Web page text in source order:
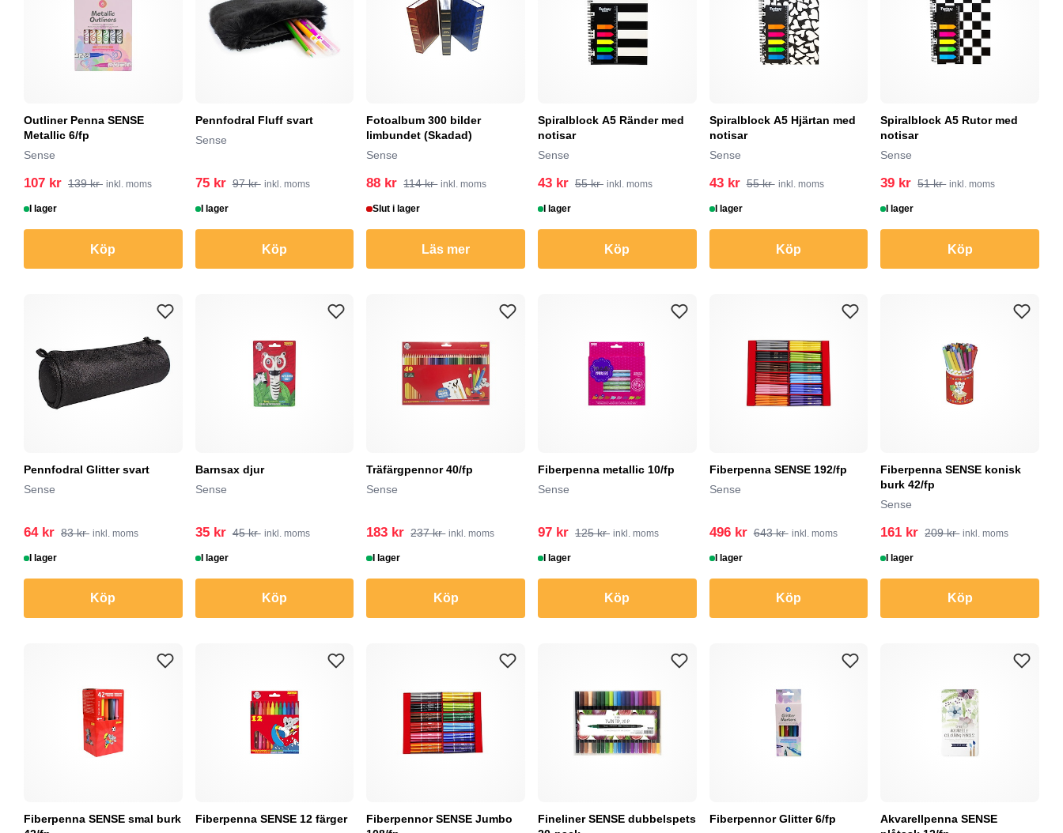
Outliner Penna SENSE
Metallic 6/fp
Sense
107 kr 139 kr inkl. moms
I lager
Köp
Pennfodral Fluff svart
Sense
75 kr 97 kr inkl. moms
I lager
Köp
Fotoalbum 300 bilder
limbundet (Skadad)
Sense
88 kr 114 kr inkl. moms
Slut i lager
Läs mer
Spiralblock A5 Ränder med
notisar
Sense
43 kr 55 kr inkl. moms
I lager
Köp
Spiralblock A5 Hjärtan med
notisar
Sense
43 kr 55 kr inkl. moms
I lager
Köp
Spiralblock A5 Rutor med
notisar
Sense
39 kr 51 kr inkl. moms
I lager
Köp
Pennfodral Glitter svart
Sense
64 kr 83 kr inkl. moms
I lager
Köp
Barnsax djur
Sense
35 kr 45 kr inkl. moms
I lager
Köp
Träfärgpennor 40/fp
Sense
183 kr 237 kr inkl. moms
I lager
Köp
Fiberpenna metallic 10/fp
Sense
97 kr 125 kr inkl. moms
I lager
Köp
Fiberpenna SENSE 192/fp
Sense
496 kr 643 kr inkl. moms
I lager
Köp
Fiberpenna SENSE konisk
burk 42/fp
Sense
161 kr 209 kr inkl. moms
I lager
Köp
Fiberpenna SENSE smal burk
Fiberpenna SENSE 12 färger
Fiberpennor SENSE Jumbo
Fineliner SENSE dubbelspets
Fiberpennor Glitter 6/fp
Akvarellpenna SENSE